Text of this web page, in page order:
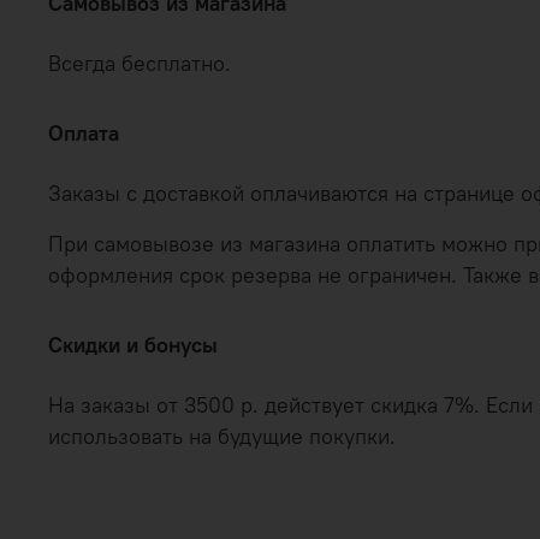
Всегда бесплатно.
Оплата
Заказы с доставкой оплачиваются на
При самовывозе из магазина оплатить можно
оформления срок резерва не ограничен. Также
Скидки и бонусы
На заказы от 3500 р. действует скидка 7%.
использовать на будущие покупки.